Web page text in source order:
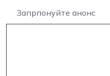
Запрпонуйте анонс